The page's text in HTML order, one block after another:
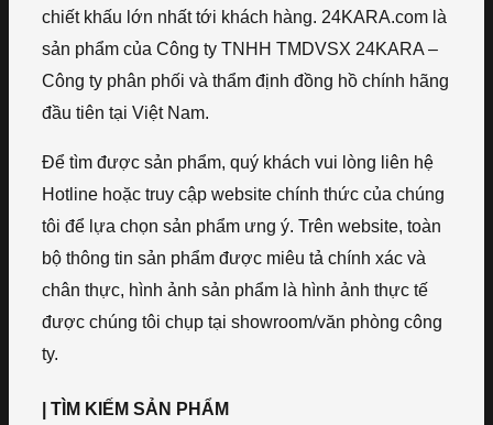
chiết khấu lớn nhất tới khách hàng. 24KARA.com là
sản phẩm của Công ty TNHH TMDVSX 24KARA –
Công ty phân phối và thẩm định đồng hồ chính hãng
đầu tiên tại Việt Nam.
Để tìm được sản phẩm, quý khách vui lòng liên hệ
Hotline hoặc truy cập website chính thức của chúng
tôi để lựa chọn sản phẩm ưng ý. Trên website, toàn
bộ thông tin sản phẩm được miêu tả chính xác và
chân thực, hình ảnh sản phẩm là hình ảnh thực tế
được chúng tôi chụp tại showroom/văn phòng công
ty.
| TÌM KIẾM SẢN PHẨM